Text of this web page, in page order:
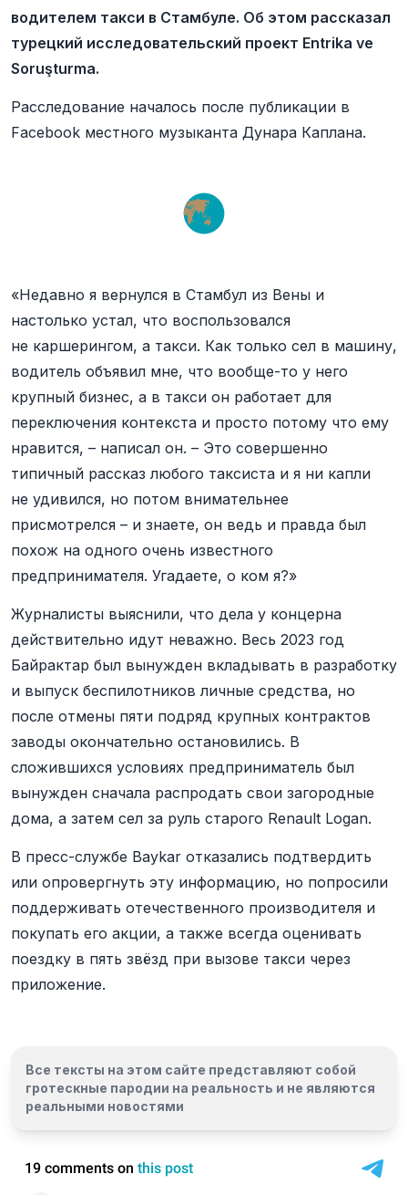
водителем такси в Стамбуле. Об этом рассказал
турецкий исследовательский проект Entrika ve
Soruşturma.
Расследование началось после публикации в
Facebook местного музыканта Дунара Каплана.
«Недавно я вернулся в Стамбул из Вены и
настолько устал, что воспользовался
не каршерингом, а такси. Как только сел в машину,
водитель объявил мне, что вообще-то у него
крупный бизнес, а в такси он работает для
переключения контекста и просто потому что ему
нравится, – написал он. – Это совершенно
типичный рассказ любого таксиста и я ни капли
не удивился, но потом внимательнее
присмотрелся – и знаете, он ведь и правда был
похож на одного очень известного
предпринимателя. Угадаете, о ком я?»
Журналисты выяснили, что дела у концерна
действительно идут неважно. Весь 2023 год
Байрактар был вынужден вкладывать в разработку
и выпуск беспилотников личные средства, но
после отмены пяти подряд крупных контрактов
заводы окончательно остановились. В
сложившихся условиях предприниматель был
вынужден сначала распродать свои загородные
дома, а затем сел за руль старого Renault Logan.
В пресс-службе Baykar отказались подтвердить
или опровергнуть эту информацию, но попросили
поддерживать отечественного производителя и
покупать его акции, а также всегда оценивать
поездку в пять звёзд при вызове такси через
приложение.
Все тексты на этом сайте представляют собой
гротескные пародии на реальность и не являются
реальными новостями